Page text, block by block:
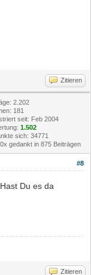
Zitieren
2.202
181
seit: Feb 2004
1.502
sich: 34771
gedankt in 875 Beiträgen
#8
Du es da
Zitieren